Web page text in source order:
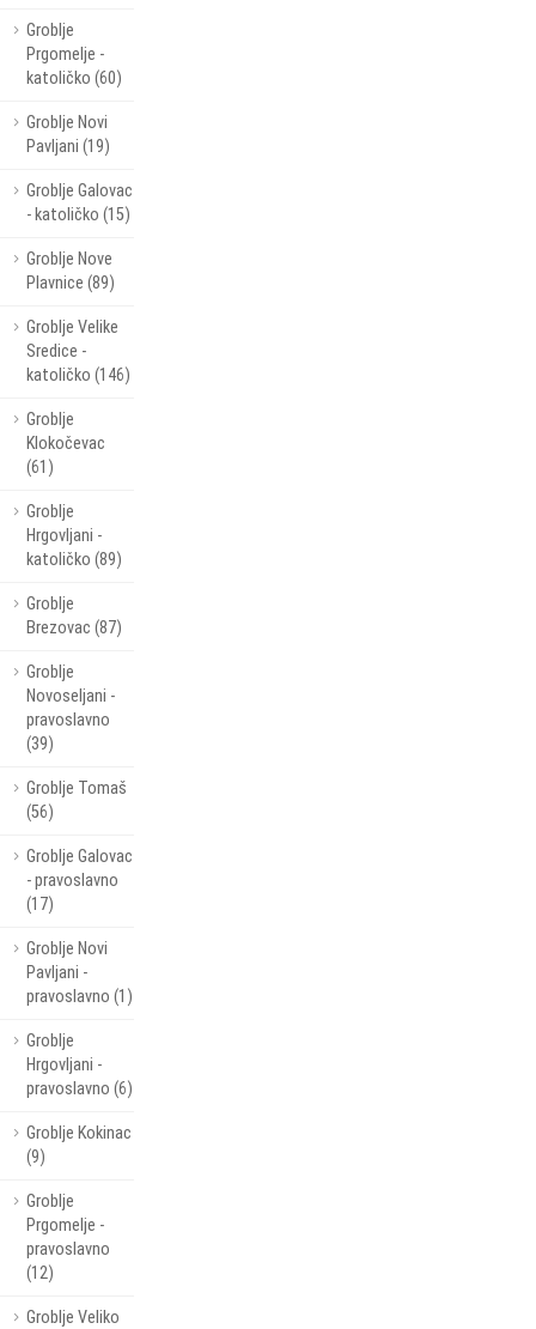
Groblje
Prgomelje -
katoličko (60)
Groblje Novi
Pavljani (19)
Groblje Galovac
- katoličko (15)
Groblje Nove
Plavnice (89)
Groblje Velike
Sredice -
katoličko (146)
Groblje
Klokočevac
(61)
Groblje
Hrgovljani -
katoličko (89)
Groblje
Brezovac (87)
Groblje
Novoseljani -
pravoslavno
(39)
Groblje Tomaš
(56)
Groblje Galovac
- pravoslavno
(17)
Groblje Novi
Pavljani -
pravoslavno (1)
Groblje
Hrgovljani -
pravoslavno (6)
Groblje Kokinac
(9)
Groblje
Prgomelje -
pravoslavno
(12)
Groblje Veliko